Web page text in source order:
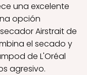
una excelente
opción
Airstrait de
el secado y
de L'Oréal
agresivo.